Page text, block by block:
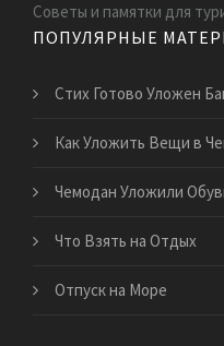
Советы и памятки для
ПОПУЛЯРНЫЕ
Стих Готово Уложен
Как Уложить Вещи в
Чемодан Уложили
Что Взять на Отдых
Отпуск на Море